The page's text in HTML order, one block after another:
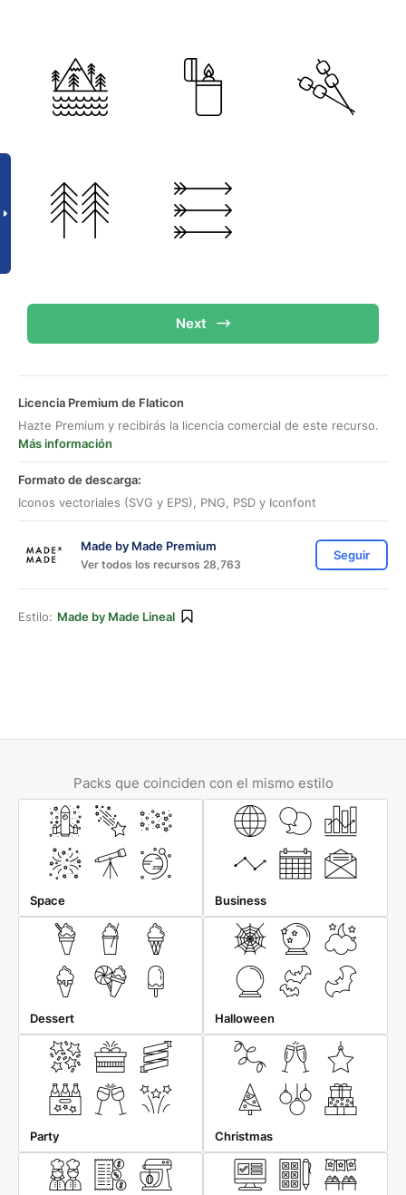
Next
Licencia Premium de Flaticon
Hazte Premium y recibirás la licencia comercial de este recurso.
Más información
Formato de descarga:
Iconos vectoriales (SVG y EPS), PNG, PSD y Iconfont
Made by Made Premium
Ver todos los recursos 28,763
Seguir
Estilo: Made by Made Lineal
Packs que coinciden con el mismo estilo
Space Business
Dessert Halloween
Party Christmas